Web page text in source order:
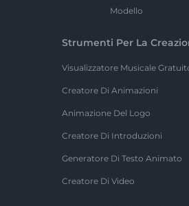
Modello
Strumenti Per La
Visualizzatore Musicale
Creatore Di Animazioni
Animazione Del Logo
Creatore Di Introduzioni
Generatore Di Testo Animato
Creatore Di Video